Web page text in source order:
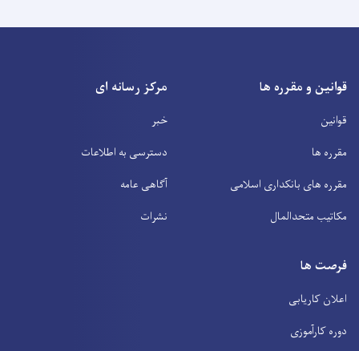
قوانین و مقرره ها
قوانین
مقرره ها
مقرره های بانکداری اسلامی
مکاتیب متحدالمال
مرکز رسانه ای
خبر
دسترسی به اطلاعات
آگاهی عامه
نشرات
فرصت ها
اعلان کاریابی
دوره کارآموزی